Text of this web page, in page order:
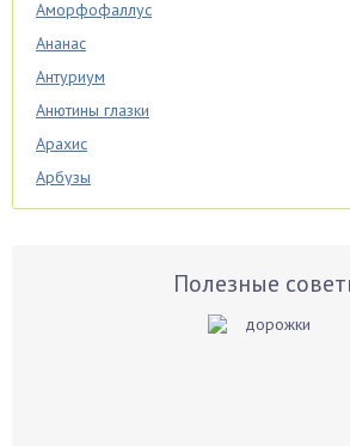
Аморфофаллус
Ананас
Антуриум
Анютины глазки
Арахис
Арбузы
Аспарагус
Полезные